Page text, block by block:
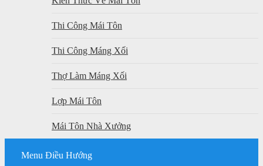
Thi Công Mái Tôn
Thi Công Máng Xối
Thợ Làm Máng Xối
Lợp Mái Tôn
Mái Tôn Nhà Xưởng
Menu Điều Hướng